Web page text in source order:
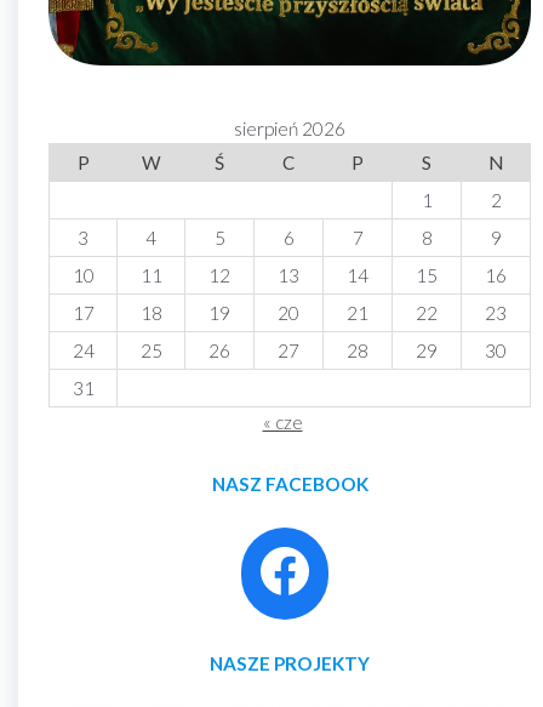
sierpień 2026
P
W Ś C P S
N
1
2
3
4 5 6 7 8
9
10
11 12 13 14 15
16
17
18 19 20 21 22
23
24
25 26 27 28 29
30
31
« cze
NASZ FACEBOOK
NASZE PROJEKTY